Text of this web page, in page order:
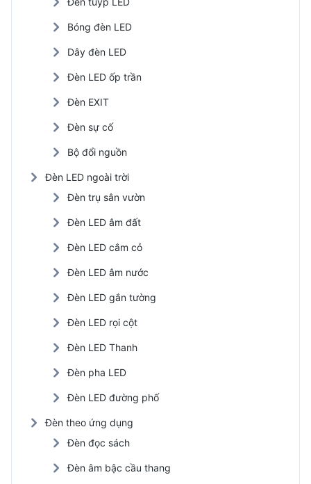
Bóng đèn LED
Dây đèn LED
Đèn LED ốp trần
Đèn EXIT
Đèn sự cố
Bộ đổi nguồn
Đèn LED ngoài trời
Đèn trụ sân vườn
Đèn LED âm đất
Đèn LED cắm cỏ
Đèn LED âm nước
Đèn LED gắn tường
Đèn LED rọi cột
Đèn LED Thanh
Đèn pha LED
Đèn LED đường phố
Đèn theo ứng dụng
Đèn đọc sách
Đèn âm bậc cầu thang